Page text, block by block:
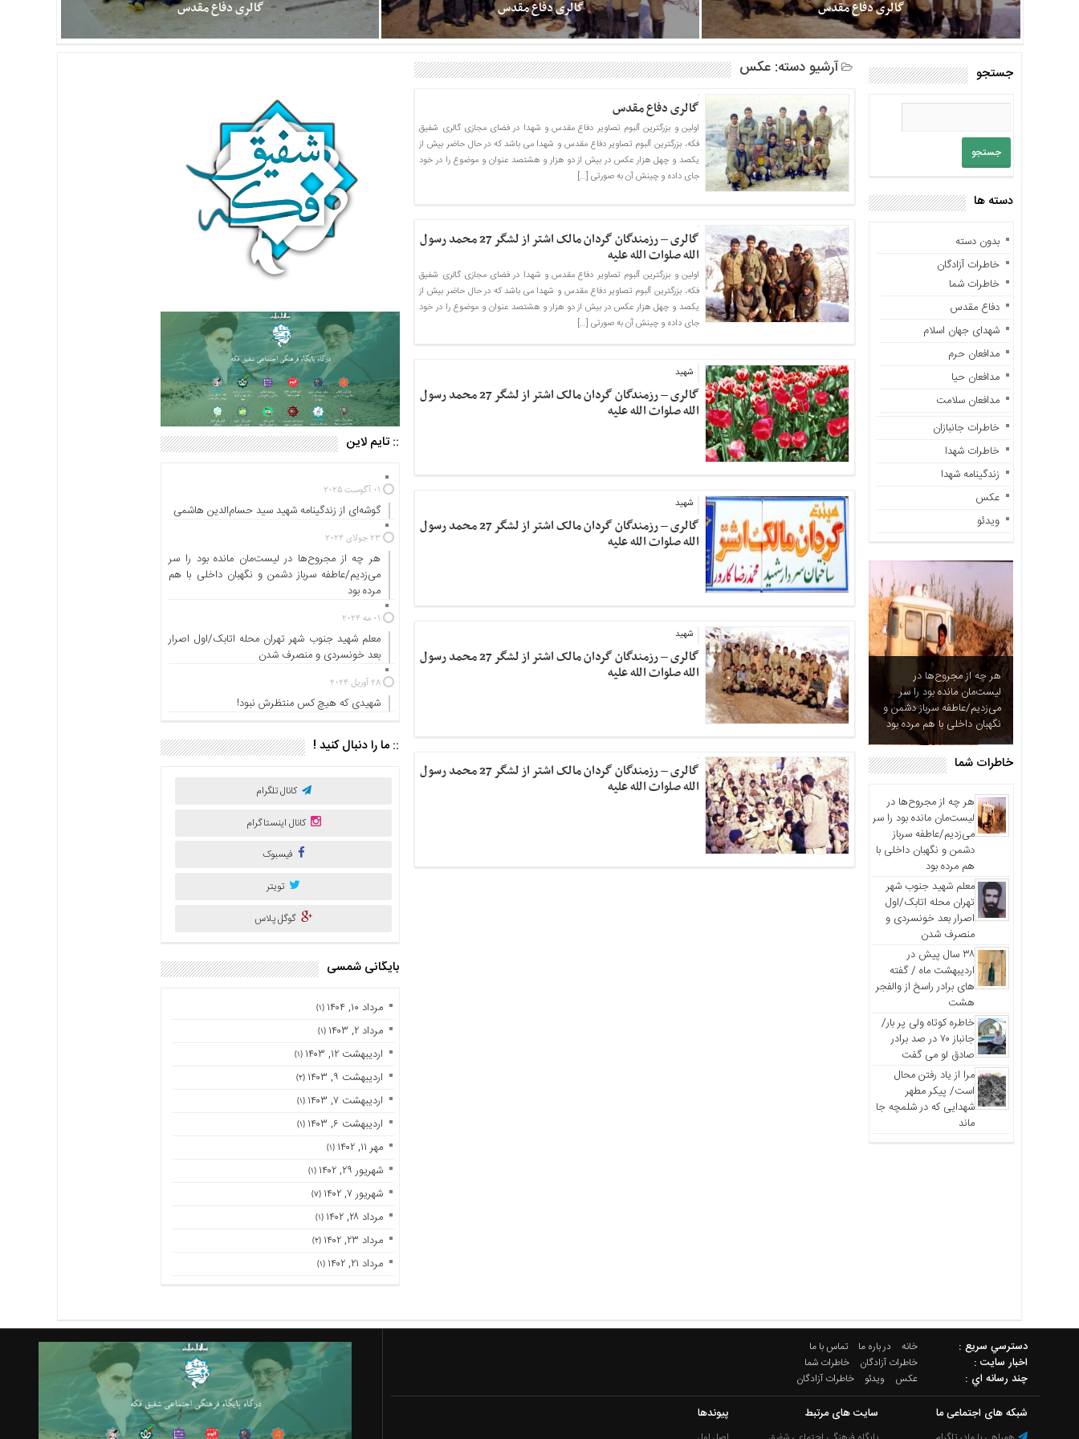
گالری دفاع مقدس
اولین و بزرگترین آلبوم تصاویر دفاع مقدس و شهدا در فضای مجازی
گالری شفیق فکه، بزرگترین آلبوم تصاویر دفاع مقدس و شهدا می باشد
و هشتصد عنوان و موضوع را در خود جای داده و چینش آن به
صورتی است که منبعی برای روایت گری و تحقیقات و پژوهش
تصویری نیز می باشد. البته آلبوم تصاویر دفاع مقدس و شهدا در حال
تغییر سرور و بروز رسانی است و بزودی مجددا بارگذاری خواهد شد.
همچنین تعداد
گالری دفاع مقدس
اولین و بزرگترین آلبوم تصاویر دفاع مقدس و شهدا در فضای مجازی
گالری شفیق فکه، بزرگترین آلبوم تصاویر دفاع مقدس و شهدا می باشد
و هشتصد عنوان و موضوع را در خود جای داده و چینش آن به
صورتی است که منبعی برای روایت گری و تحقیقات و پژوهش
تصویری نیز می باشد. البته آلبوم تصاویر دفاع مقدس و شهدا در حال
تغییر سرور و بروز رسانی است و بزودی مجددا بارگذاری خواهد شد.
همچنین تعداد
گالری دفاع مقدس
که در حال حاضر بیش از یکصد و چهل هزار عکس در بیش از دو هزار
و هشتصد عنوان و موضوع را در خود جای داده و چینش آن به
صورتی است که منبعی برای روایت گری و تحقیقات و پژوهش
تصویری نیز می باشد. البته آلبوم تصاویر دفاع مقدس و شهدا در حال
تغییر سرور و بروز رسانی است و بزودی مجددا بارگذاری خواهد شد.
همچنین تعداد
جستجو
دسته ها
بدون دسته
خاطرات آزادگان
خاطرات شما
دفاع مقدس
شهدای جهان اسلام
مدافعان حرم
مدافعان حیا
مدافعان سلامت
خاطرات جانبازان
خاطرات شهدا
زندگینامه شهدا
عکس
ویدئو
هر چه از مجروح‌ها در
لیست‌مان مانده بود را سر
می‌زدیم/عاطفه سرباز دشمن و
نگهبان داخلی با هم مرده بود
خاطرات شما
هر چه از مجروح‌ها در
لیست‌مان مانده بود را سر
می‌زدیم/عاطفه سرباز
دشمن و نگهبان داخلی با
هم مرده بود
معلم شهید جنوب شهر
تهران محله اتابک/اول
اصرار بعد خونسردی و
منصرف شدن
۳۸ سال پیش در
اردیبهشت ماه / گفته
های برادر راسخ از والفجر
هشت
خاطره کوتاه ولی پر بار/
جانباز ۷۰ در صد برادر
صادق لو می گفت
مرا از یاد رفتن محال
است/ پیکر مطهر
شهدایی که در شلمچه جا
ماند
آرشیو دسته:عکس
گالری دفاع مقدس
اولین و بزرگترین آلبوم تصاویر دفاع مقدس و شهدا در فضای مجازی گالری شفیق
فکه، بزرگترین آلبوم تصاویر دفاع مقدس و شهدا می باشد که در حال حاضر بیش از
یکصد و چهل هزار عکس در بیش از دو هزار و هشتصد عنوان و موضوع را در خود
جای داده و چینش آن به صورتی […]
گالری – رزمندگان گردان مالک اشتر از لشگر 27 محمد رسول
الله صلوات الله علیه
اولین و بزرگترین آلبوم تصاویر دفاع مقدس و شهدا در فضای مجازی گالری شفیق
فکه، بزرگترین آلبوم تصاویر دفاع مقدس و شهدا می باشد که در حال حاضر بیش از
یکصد و چهل هزار عکس در بیش از دو هزار و هشتصد عنوان و موضوع را در خود
جای داده و چینش آن به صورتی […]
شهید
گالری – رزمندگان گردان مالک اشتر از لشگر 27 محمد رسول
الله صلوات الله علیه
شهید
گالری – رزمندگان گردان مالک اشتر از لشگر 27 محمد رسول
الله صلوات الله علیه
شهید
گالری – رزمندگان گردان مالک اشتر از لشگر 27 محمد رسول
الله صلوات الله علیه
گالری – رزمندگان گردان مالک اشتر از لشگر 27 محمد رسول
الله صلوات الله علیه
:: تایم لاین
01 آگوست 2025
گوشه‌ای از زندگینامه شهید سید حسام‌الدین هاشمی
23 جولای 2024
هر چه از مجروح‌ها در لیست‌مان مانده بود را سر
می‌زدیم/عاطفه سرباز دشمن و نگهبان داخلی با هم
مرده بود
01 مه 2024
معلم شهید جنوب شهر تهران محله اتابک/اول اصرار
بعد خونسردی و منصرف شدن
28 آوریل 2024
شهیدی که هیچ کس منتظرش نبود!
:: ما را دنبال کنید !
کانال تلگرام
کانال اینستاگرام
فیسبوک
تویتر
گوگل پلاس
بایگانی شمسی
مرداد ۱۰, ۱۴۰۴ (۱)
مرداد ۲, ۱۴۰۳ (۱)
اردیبهشت ۱۲, ۱۴۰۳ (۱)
اردیبهشت ۹, ۱۴۰۳ (۲)
اردیبهشت ۷, ۱۴۰۳ (۱)
اردیبهشت ۶, ۱۴۰۳ (۱)
مهر ۱۱, ۱۴۰۲ (۱)
شهریور ۲۹, ۱۴۰۲ (۱)
شهریور ۷, ۱۴۰۲ (۷)
مرداد ۲۸, ۱۴۰۲ (۱)
مرداد ۲۳, ۱۴۰۲ (۲)
مرداد ۲۱, ۱۴۰۲ (۱)
دسترسي سريع : خانه در باره ما تماس با ما
اخبار سایت : خاطرات آزادگان خاطرات شما
چند رسانه اي : عکس ویدئو خاطرات آزادگان
شبکه های اجتماعی ما سایت های مرتبط پیوندها